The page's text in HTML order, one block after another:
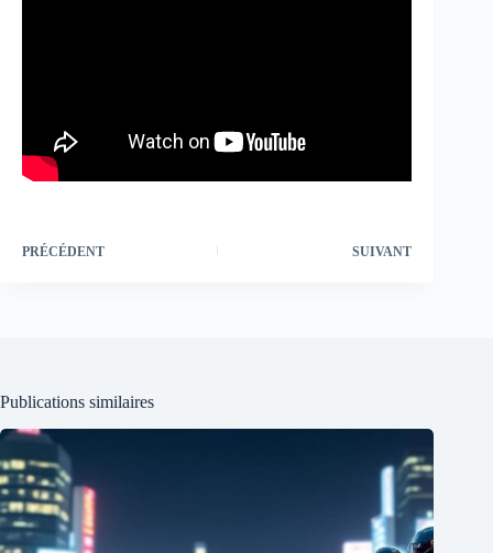
PRÉCÉDENT SUIVANT
Publications similaires